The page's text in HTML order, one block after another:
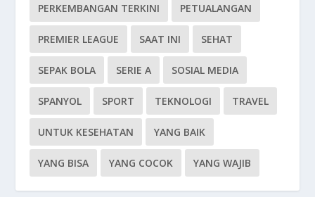
PERKEMBANGAN TERKINI PETUALANGAN
PREMIER LEAGUE SAAT INI SEHAT
SEPAK BOLA SERIE A SOSIAL MEDIA
SPANYOL SPORT TEKNOLOGI TRAVEL
UNTUK KESEHATAN YANG BAIK
YANG BISA YANG COCOK YANG WAJIB